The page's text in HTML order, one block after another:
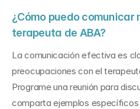
¿Cómo puedo comunicar
terapeuta de ABA?
La comunicación efectiva es
preocupaciones con el
Programe una reunión para
comparta ejemplos